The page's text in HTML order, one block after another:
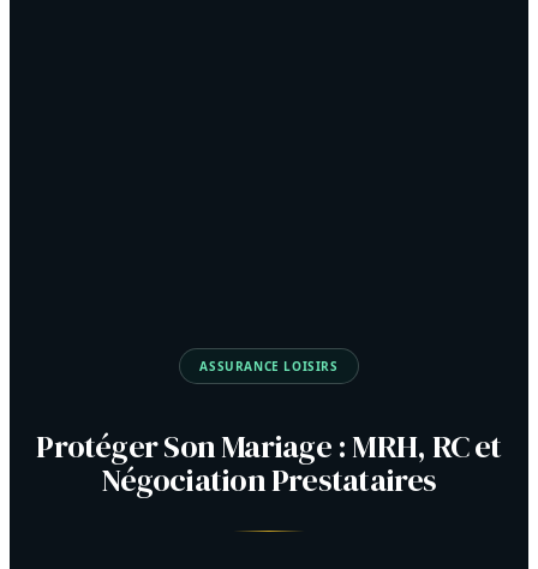
ASSURANCE LOISIRS
Protéger Son Mariage : MRH, RC et
Négociation Prestataires